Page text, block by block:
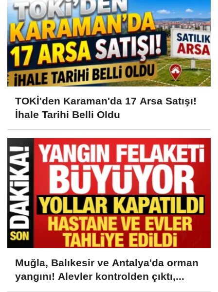
TOKİ'den Karaman'da 17 Arsa Satışı!
İhale Tarihi Belli Oldu
Muğla, Balıkesir ve Antalya'da orman
yangını! Alevler kontrolden çıktı,...